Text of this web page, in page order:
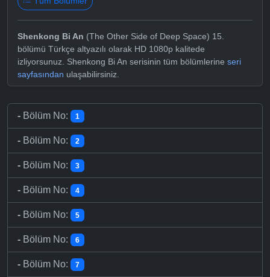
Shenkong Bi An (The Other Side of Deep Space) 15.
bölümü Türkçe altyazılı olarak HD 1080p kalitede
izliyorsunuz. Shenkong Bi An serisinin tüm bölümlerine seri
sayfasından ulaşabilirsiniz.
- Bölüm No: 1
- Bölüm No: 2
- Bölüm No: 3
- Bölüm No: 4
- Bölüm No: 5
- Bölüm No: 6
- Bölüm No: 7